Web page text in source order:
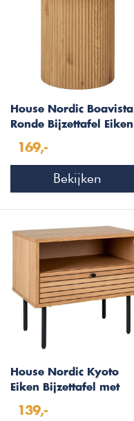
House Nordic Boavista
Ronde Bijzettafel Eiken
169,-
Bekijken
House Nordic Kyoto
Eiken Bijzettafel met
139,-